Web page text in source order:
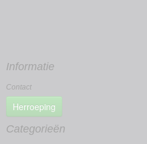
Informatie
Contact
Herroeping
Categorieën